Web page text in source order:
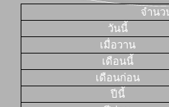
จำนว
วันนี้
เมื่อวาน
เดือนนี้
เดือนก่อน
ปีนี้